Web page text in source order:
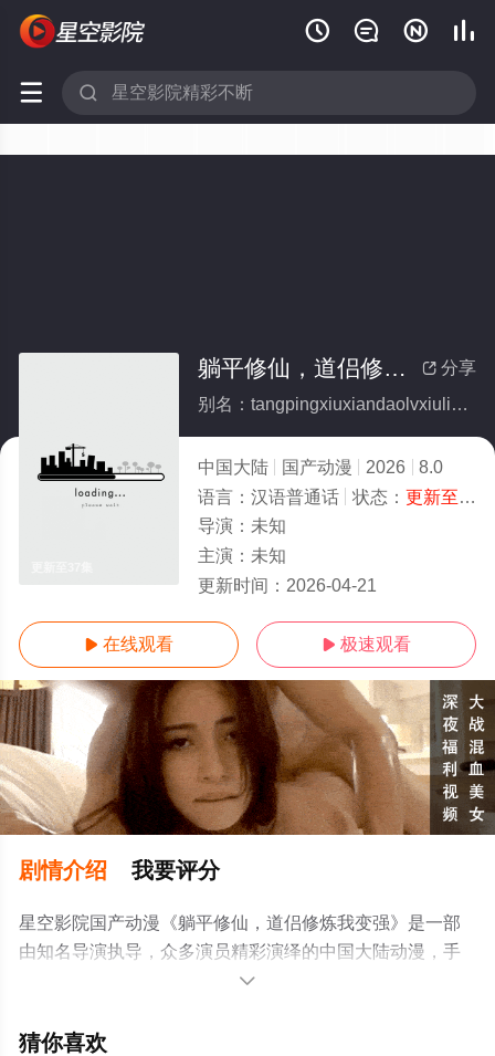
   
 
 分享
躺平修仙，道侣修炼我变强
别名：tangpingxiuxiandaolvxiulianwobianqiang
中国大陆 国产动漫 2026
8.0
语言： 汉语普通话 状态： 更新至37集
导演： 未知
主演： 未知
更新时间： 2026-04-21
 在线观看  极速观看
剧情介绍 我要评分
星空影院国产动漫《躺平修仙，道侣修炼我变强》是一部
由知名导演执导，众多演员精彩演绎的中国大陆动漫，手
机免费观看高清未删减完整版动漫全集就上星空电影网，
了解。

猜你喜欢